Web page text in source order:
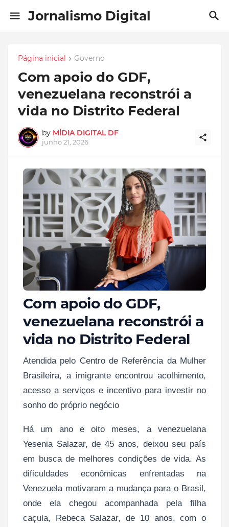
Jornalismo Digital
Página inicial Governo
Com apoio do GDF,
venezuelana reconstrói a
vida no Distrito Federal
by MÍDIA DIGITAL DF
junho 21, 2026
Com apoio do GDF,
venezuelana reconstrói a
vida no Distrito Federal
Atendida pelo Centro de Referência da Mulher
Brasileira, a imigrante encontrou acolhimento,
acesso a serviços e incentivo para investir no
sonho do próprio negócio
Há um ano e oito meses, a venezuelana
Yesenia Salazar, de 45 anos, deixou seu país
em busca de melhores condições de vida. As
dificuldades econômicas enfrentadas na
Venezuela motivaram a mudança para o Brasil,
onde ela chegou acompanhada pela filha
caçula, Rebeca Salazar, de 10 anos, com o